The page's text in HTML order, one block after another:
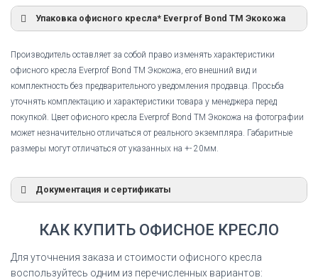
Упаковка офисного кресла* Everprof Bond TM Экокожа
Производитель оставляет за собой право изменять характеристики
офисного кресла Everprof Bond TM Экокожа, его внешний вид и
комплектность без предварительного уведомления продавца. Просьба
уточнять комплектацию и характеристики товара у менеджера перед
покупкой. Цвет офисного кресла Everprof Bond TM Экокожа на фотографии
может незначительно отличаться от реального экземпляра. Габаритные
размеры могут отличаться от указанных на +- 20мм.
Документация и сертификаты
Сертификат соответствия Everprof Bond TM
Экокожа
КАК КУПИТЬ ОФИСНОЕ КРЕСЛО
Для уточнения заказа и стоимости офисного кресла
воспользуйтесь одним из перечисленных вариантов: